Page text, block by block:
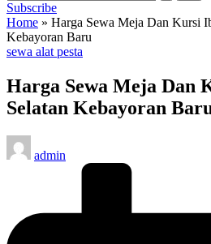
Subscribe
Home » Harga Sewa Meja Dan Kursi
Kebayoran Baru
Posted
sewa alat pesta
Harga Sewa Meja Dan
Selatan Kebayoran
Posted
by
admin